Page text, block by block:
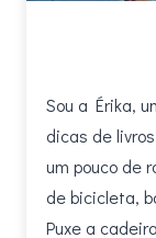
Sou a Érika,
dicas de
um pouco de
de bicicleta,
Puxe a